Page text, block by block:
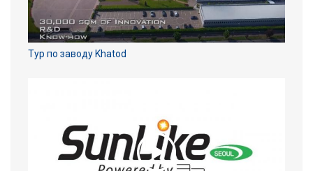
Тур по заводу Khatod